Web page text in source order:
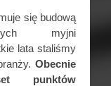
się budową
myjni
lata staliśmy
Obecnie
punktów